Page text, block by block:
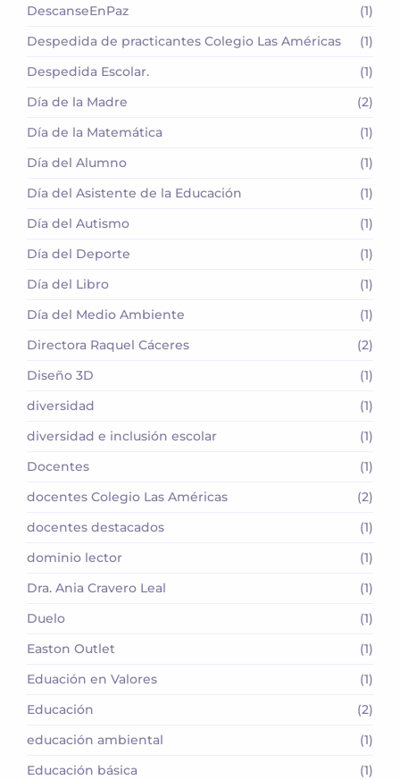
DescanseEnPaz
(1)
Despedida de practicantes Colegio Las Américas
(1)
Despedida Escolar.
(1)
Día de la Madre
(2)
Día de la Matemática
(1)
Día del Alumno
(1)
Día del Asistente de la Educación
(1)
Día del Autismo
(1)
Día del Deporte
(1)
Día del Libro
(1)
Día del Medio Ambiente
(1)
Directora Raquel Cáceres
(2)
Diseño 3D
(1)
diversidad
(1)
diversidad e inclusión escolar
(1)
Docentes
(1)
docentes Colegio Las Américas
(2)
docentes destacados
(1)
dominio lector
(1)
Dra. Ania Cravero Leal
(1)
Duelo
(1)
Easton Outlet
(1)
Eduación en Valores
(1)
Educación
(2)
educación ambiental
(1)
Educación básica
(1)